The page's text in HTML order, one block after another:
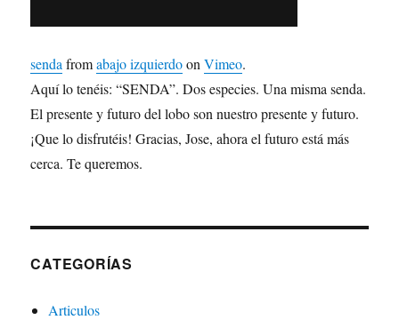
senda fromabajo izquierdoonVimeo.
Aquí lo tenéis: “SENDA”. Dos especies. Una misma senda.
El presente y futuro del lobo son nuestro presente y futuro.
¡Que lo disfrutéis! Gracias, Jose, ahora el futuro está más
cerca. Te queremos.
CATEGORÍAS
Articulos